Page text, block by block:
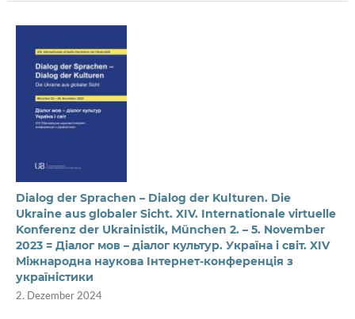
Dialog der Sprachen – Dialog der Kulturen. Die
Ukraine aus globaler Sicht. XIV. Internationale virtuelle
Konferenz der Ukrainistik, München 2. – 5. November
2023 = Діалог мов – діалог культур. Україна і світ. XIV
Міжнародна наукова Інтернет-конференція з
україністики
2. Dezember 2024